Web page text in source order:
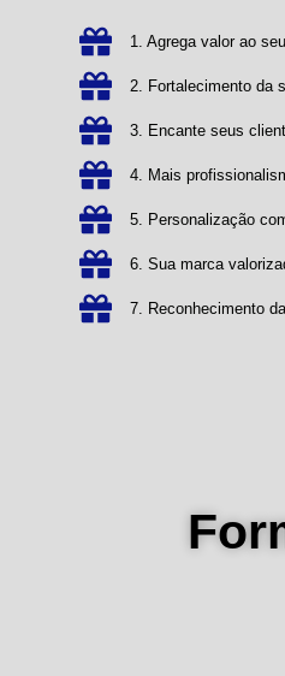
1. Agrega valor ao
2. Fortalecimento da
3. Encante seus
4. Mais
5. Personalização
6. Sua marca
7. Reconhecimento